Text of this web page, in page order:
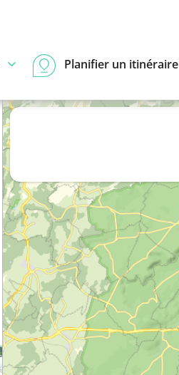
Planifier un itinéraire